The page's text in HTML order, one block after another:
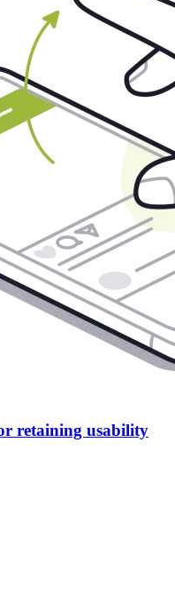
retaining usability